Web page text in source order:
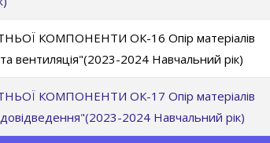
КОМПОНЕНТИ ОК-16 Опір матеріалів
вентиляція"(2023-2024 Навчальний рік)
КОМПОНЕНТИ ОК-17 Опір матеріалів
2024 Навчальний рік)